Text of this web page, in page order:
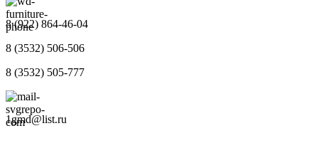
8 (922) 864-46-04
8 (3532) 506-506
8 (3532) 505-777
1gmd@list.ru